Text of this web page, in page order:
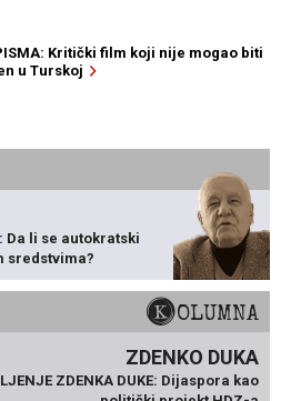
Kritički film koji nije mogao biti
u Turskoj
Da li se autokratski
sredstvima?
KOLUMNA
ZDENKO DUKA
ZDENKA DUKE: Dijaspora kao